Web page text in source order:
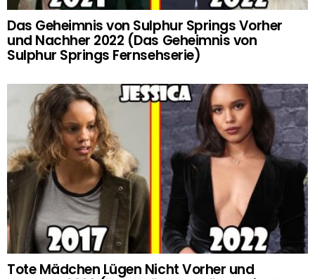
Das Geheimnis von Sulphur Springs Vorher
und Nachher 2022 (Das Geheimnis von
Sulphur Springs Fernsehserie)
Tote Mädchen Lügen Nicht Vorher und